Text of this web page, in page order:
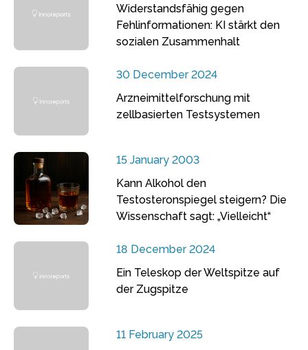
Widerstandsfähig gegen
Fehlinformationen: KI stärkt den
sozialen Zusammenhalt
30 December 2024
Arzneimittelforschung mit
zellbasierten Testsystemen
15 January 2003
Kann Alkohol den
Testosteronspiegel steigern? Die
Wissenschaft sagt: „Vielleicht“
18 December 2024
Ein Teleskop der Weltspitze auf
der Zugspitze
11 February 2025